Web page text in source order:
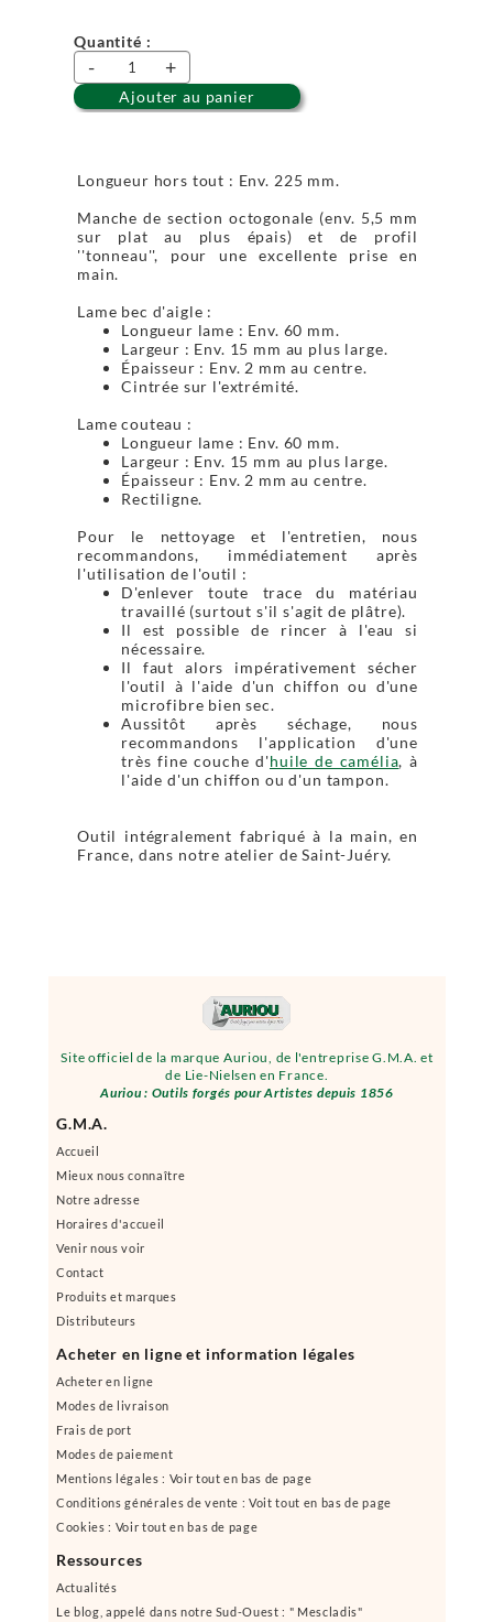
Site officiel de la marque Auriou, de l'entreprise G.M.A. et
de Lie-Nielsen en France.
Auriou : Outils forgés pour Artistes depuis 1856
G.M.A.
Accueil
Mieux nous connaître
Notre adresse
Horaires d'accueil
Venir nous voir
Contact
Produits et marques
Distributeurs
Acheter en ligne et information légales
Acheter en ligne
Modes de livraison
Frais de port
Modes de paiement
Mentions légales : Voir tout en bas de page
Conditions générales de vente : Voit tout en bas de page
Cookies : Voir tout en bas de page
Ressources
Actualités
Le blog, appelé dans notre Sud-Ouest : " Mescladis"
Quantité :
- +
Ajouter au panier
Longueur hors tout : Env. 225 mm.
Manche de section octogonale (env. 5,5 mm
sur plat au plus épais) et de profil
''tonneau'', pour une excellente prise en
main.
Lame bec d'aigle :
Longueur lame : Env. 60 mm.
Largeur : Env. 15 mm au plus large.
Épaisseur : Env. 2 mm au centre.
Cintrée sur l'extrémité.
Lame couteau :
Longueur lame : Env. 60 mm.
Largeur : Env. 15 mm au plus large.
Épaisseur : Env. 2 mm au centre.
Rectiligne.
Pour le nettoyage et l'entretien, nous
recommandons, immédiatement après
l'utilisation de l'outil :
D'enlever toute trace du matériau
travaillé (surtout s'il s'agit de plâtre).
Il est possible de rincer à l'eau si
nécessaire.
Il faut alors impérativement sécher
l'outil à l'aide d'un chiffon ou d'une
microfibre bien sec.
Aussitôt après séchage, nous
recommandons l'application d'une
très fine couche d'huile de camélia, à
l'aide d'un chiffon ou d'un tampon.
Outil intégralement fabriqué à la main, en
France, dans notre atelier de Saint-Juéry.